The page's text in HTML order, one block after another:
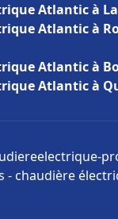
Atlantic à
Atlantic à
Atlantic à
Atlantic à
- chaudière